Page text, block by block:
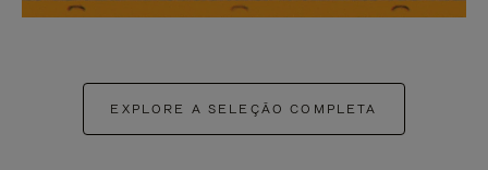
EXPLORE A SELEÇÃO COMPLETA